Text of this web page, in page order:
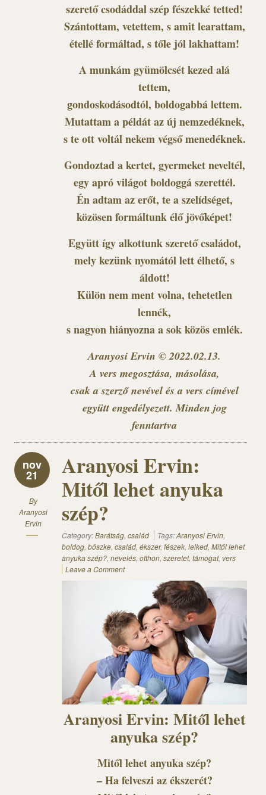
szerető csodáddal szép fészekké tetted!
Szántottam, vetettem, s amit learattam,
étellé formáltad, s tőle jól lakhattam!
A munkám gyümölcsét kezed alá
tettem,
gondoskodásodtól, boldogabbá lettem.
Mutattam a példát az új nemzedéknek,
s te ott voltál nekem végső menedéknek.
Gondoztad a kertet, gyermeket neveltél,
egy apró világot boldoggá szerettél.
Én adtam az erőt, te a szelídséget,
közösen formáltunk élő jövőképet!
Együtt így alkottunk szerető családot,
mely kezünk nyomától lett élhető, s
áldott!
Külön nem ment volna, tehetetlen
lennék,
s nagyon hiányozna a sok közös emlék.
Aranyosi Ervin © 2022.02.13.
A vers megosztása, másolása,
csak a szerző nevével és a vers címével
együtt engedélyezett. Minden jog
fenntartva
nov
21
By
Aranyosi
Ervin
Aranyosi Ervin:
Mitől lehet anyuka
szép?
Category:Barátság, család Tags:Aranyosi Ervin,
boldog, böszke, család, ékszer, fészek, lelked, Mitől lehet
anyuka szép?, nevelés, otthon, szeretet, támogat, vers
Leave a Comment
Aranyosi Ervin: Mitől lehet
anyuka szép?
Mitől lehet anyuka szép?
– Ha felveszi az ékszerét?